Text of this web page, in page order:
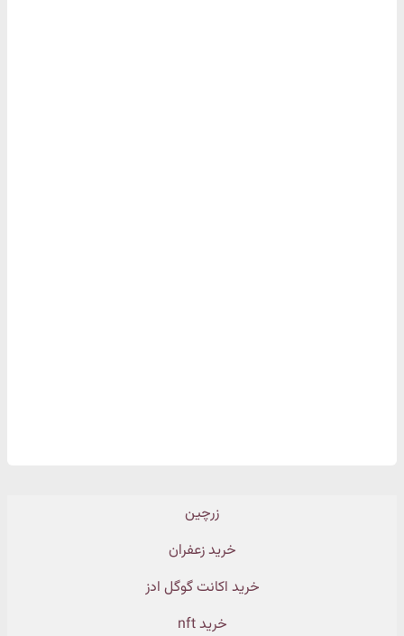
زرچین
خرید زعفران
خرید اکانت گوگل ادز
خرید nft